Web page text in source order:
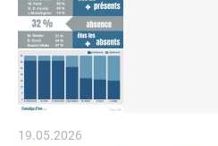
19.05.2026